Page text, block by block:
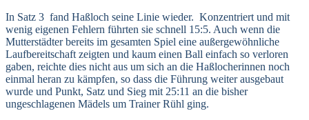
In Satz 3 fand Haßloch seine Linie wieder. Konzentriert und mit
wenig eigenen Fehlern führten sie schnell 15:5. Auch wenn die
Mutterstädter bereits im gesamten Spiel eine außergewöhnliche
Laufbereitschaft zeigten und kaum einen Ball einfach so verloren
gaben, reichte dies nicht aus um sich an die Haßlocherinnen noch
einmal heran zu kämpfen, so dass die Führung weiter ausgebaut
wurde und Punkt, Satz und Sieg mit 25:11 an die bisher
ungeschlagenen Mädels um Trainer Rühl ging.